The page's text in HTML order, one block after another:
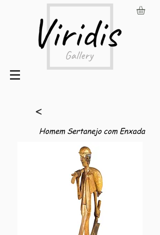
<
Homem Sertanejo com Enxada